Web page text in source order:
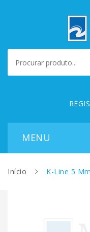
Início K-Line 5